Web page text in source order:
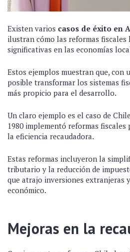
Existen varios casos de éxito en
ilustran cómo las reformas fiscales
significativas en las economías
Estos ejemplos muestran que, con
posible transformar los sistemas
más propicio para el desarrollo.
Un claro ejemplo es el caso de
1980 implementó reformas
la eficiencia recaudadora.
Estas reformas incluyeron la
tributario y la reducción de
que atrajo inversiones extranjeras
económico.
Mejoras en la